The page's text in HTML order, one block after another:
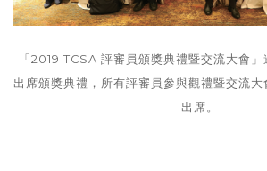
「2019 TCSA 評審員頒獎典禮暨交流大會
出席頒獎典禮，所有評審員參與觀禮暨交流
出席。